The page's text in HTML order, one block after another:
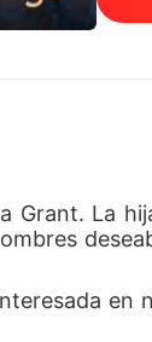
Grant. La